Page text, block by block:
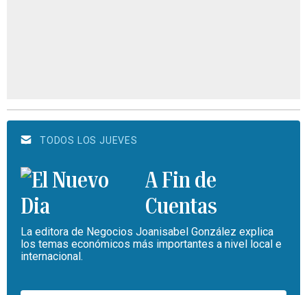
TODOS LOS JUEVES
A Fin de
Cuentas
La editora de Negocios Joanisabel González explica
los temas económicos más importantes a nivel local e
internacional.